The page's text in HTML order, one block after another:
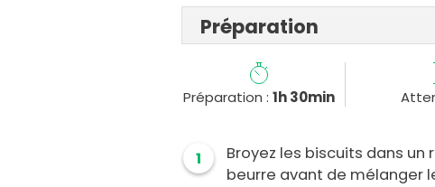
Préparation
Préparation :1h 30min
1
Broyez les biscuits dans
beurre avant de mélanger